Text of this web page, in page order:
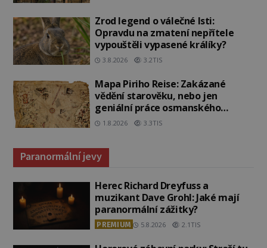
Zrod legend o válečné lsti:
Opravdu na zmatení nepřítele
vypouštěli vypasené králíky?
3.8.2026 3.2TIS
Mapa Piriho Reise: Zakázané
vědění starověku, nebo jen
geniální práce osmanského
admirála?
1.8.2026 3.3TIS
Paranormální jevy
Herec Richard Dreyfuss a
muzikant Dave Grohl: Jaké mají
paranormální zážitky?
PREMIUM 5.8.2026 2.1TIS